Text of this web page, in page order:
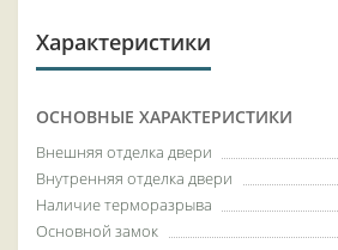
Характеристики
ОСНОВНЫЕ ХАРАКТЕРИСТИКИ
Внешняя отделка двери
Внутренняя отделка двери
Наличие терморазрыва
Основной замок